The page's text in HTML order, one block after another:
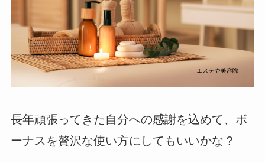
長年頑張ってきた自分への感謝を込めて、ボ
ーナスを贅沢な使い方にしてもいいかな？